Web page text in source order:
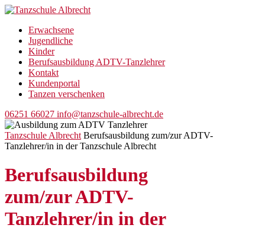
Erwachsene
Jugendliche
Kinder
Berufsausbildung ADTV-Tanzlehrer
Kontakt
Kundenportal
Tanzen verschenken
06251 66027 info@tanzschule-albrecht.de
Tanzschule Albrecht Berufsausbildung zum/zur ADTV-
Tanzlehrer/in in der Tanzschule Albrecht
Berufsausbildung
zum/zur ADTV-
Tanzlehrer/in in der